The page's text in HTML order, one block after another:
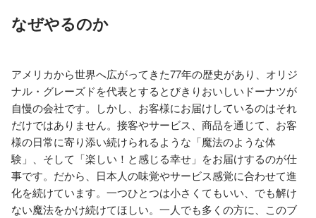
なぜやるのか
アメリカから世界へ広がってきた77年の歴史があり、オリジ
ナル・グレーズドを代表とするとびきりおいしいドーナツが
自慢の会社です。しかし、お客様にお届けしているのはそれ
だけではありません。接客やサービス、商品を通じて、お客
様の日常に寄り添い続けられるような「魔法のような体
験」、そして「楽しい！と感じる幸せ」をお届けするのが仕
事です。だから、日本人の味覚やサービス感覚に合わせて進
化を続けています。一つひとつは小さくてもいい、でも解け
ない魔法をかけ続けてほしい。一人でも多くの方に、このブ